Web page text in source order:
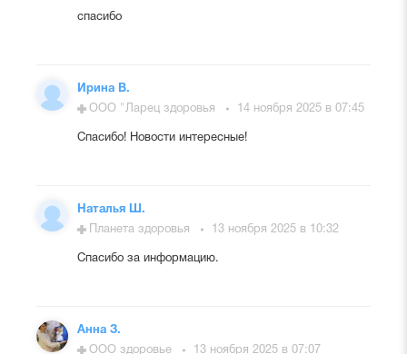
спасибо
Ирина В.
ООО "Ларец здоровья
14 ноября 2025 в 07:45
Спасибо! Новости интересные!
Наталья Ш.
Планета здоровья
13 ноября 2025 в 10:32
Спасибо за информацию.
Анна З.
ООО здоровье
13 ноября 2025 в 07:07